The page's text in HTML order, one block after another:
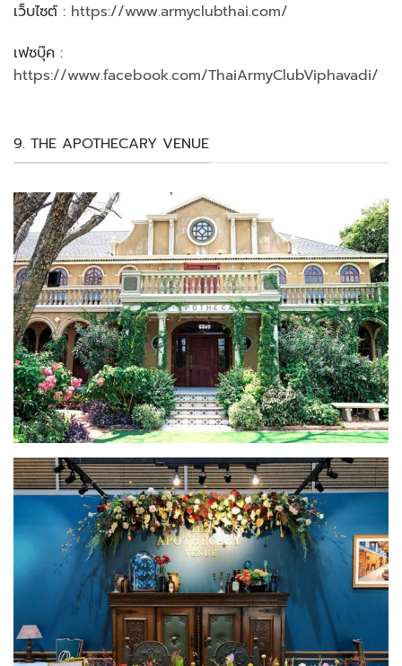
เว็บไซต์ : https://www.armyclubthai.com/
เฟซบุ๊ค :
https://www.facebook.com/ThaiArmyClubViphavadi/
9. THE APOTHECARY VENUE